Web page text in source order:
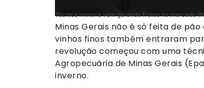
Técnica mineira vem gerando frutos no mercado
Minas Gerais não é só feita de
vinhos finos também entraram
revolução começou com uma
Agropecuária de Minas Gerais
inverno.